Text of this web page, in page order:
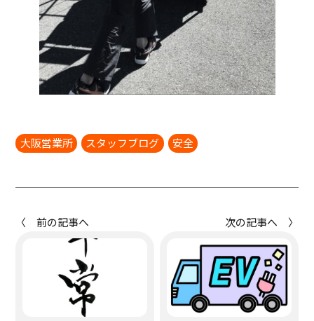
大阪営業所 スタッフブログ 安全
〈 前の記事へ 次の記事へ 〉